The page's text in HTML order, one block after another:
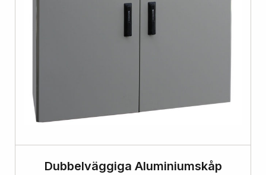
Dubbelväggiga Aluminiumskåp